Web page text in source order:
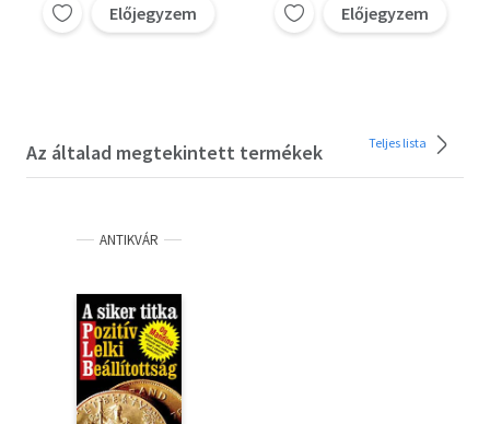
Előjegyzem Előjegyzem
Az általad megtekintett termékek Teljes lista
ANTIKVÁR